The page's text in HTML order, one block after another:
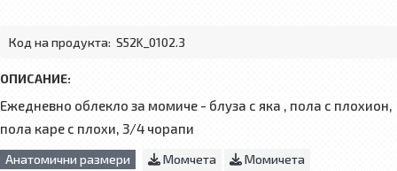
Код на продукта: S52K_0102.3
ОПИСАНИЕ:
Ежедневно облекло за момиче - блуза с яка , пола с плохион,
пола каре с плохи, 3/4 чорапи
Анатомични размери Момчета
Момичета